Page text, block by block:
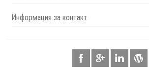
Информация за контакт